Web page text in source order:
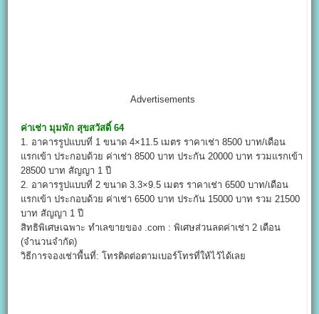
Advertisements
ค่าเช่า มุมพัก สุขสวัสดิ์64
1. อาคารรูปแบบที่ 1 ขนาด 4×11.5 เมตร ราคาเช่า 8500 บาท/เดือน
แรกเข้า ประกอบด้วย ค่าเช่า 8500 บาท ประกัน 20000 บาท รวมแรกเข้า
28500 บาท สัญญา 1 ปี
2. อาคารรูปแบบที่ 2 ขนาด 3.3×9.5 เมตร ราคาเช่า 6500 บาท/เดือน
แรกเข้า ประกอบด้วย ค่าเช่า 6500 บาท ประกัน 15000 บาท รวม 21500
บาท สัญญา 1 ปี
สิทธิพิเศษเฉพาะ ทำเลขายของ .com : พิเศษส่วนลดค่าเช่า 2 เดือน
(จำนวนจำกัด)
วิธีการจองเช่าพื้นที่: โทรติดต่อตามเบอร์โทรที่ให้ไว้ได้เลย